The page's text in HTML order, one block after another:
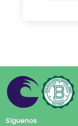
Síguenos